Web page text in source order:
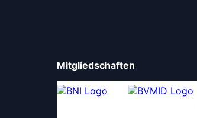
Mitgliedschaften